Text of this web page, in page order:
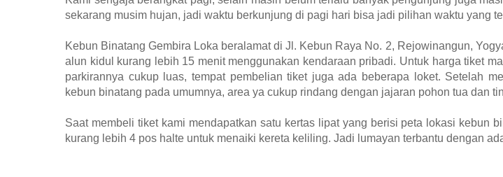
sekarang musim hujan, jadi waktu berkunjung di pagi hari bisa jadi pilihan waktu yang
Kebun Binatang Gembira Loka beralamat di Jl. Kebun Raya No. 2, Rejowinangun,
alun kidul kurang lebih 15 menit menggunakan kendaraan pribadi. Untuk harga tiket
parkirannya cukup luas, tempat pembelian tiket juga ada beberapa loket. Setelah
kebun binatang pada umumnya, area ya cukup rindang dengan jajaran pohon tua dan
Saat membeli tiket kami mendapatkan satu kertas lipat yang berisi peta lokasi kebun
kurang lebih 4 pos halte untuk menaiki kereta keliling. Jadi lumayan terbantu dengan